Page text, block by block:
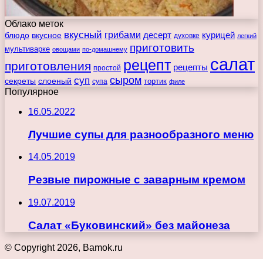
Облако меток
блюдо вкусное вкусный грибами десерт духовке курицей легкий
мультиварке овощами по-домашнему приготовить
приготовления простой рецепт рецепты салат
секреты слоеный суп супа сыром тортик филе
Популярное
16.05.2022
Лучшие супы для разнообразного меню
14.05.2019
Резвые пирожные с заварным кремом
19.07.2019
Салат «Буковинский» без майонеза
© Copyright 2026, Bamok.ru